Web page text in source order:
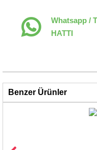
Whatsapp /
HATTI
Benzer Ürünler